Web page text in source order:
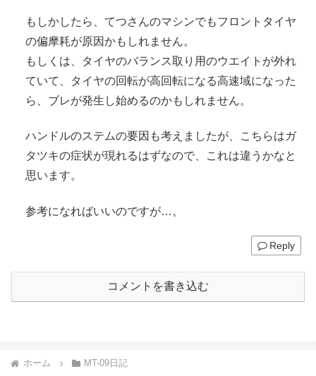
もしかしたら、てつさんのマシンでもフロントタイヤ
の偏摩耗が原因かもしれません。
もしくは、タイヤのバランス取り用のウエイトが外れ
ていて、タイヤの回転が高回転になる高速域になった
ら、ブレが発生し始めるのかもしれません。
ハンドルのステムの要因も考えましたが、こちらはガ
タツキの症状が現れるはずなので、これは違うかなと
思います。
参考になればいいのですが…。
Reply
コメントを書き込む
ホーム MT-09日記